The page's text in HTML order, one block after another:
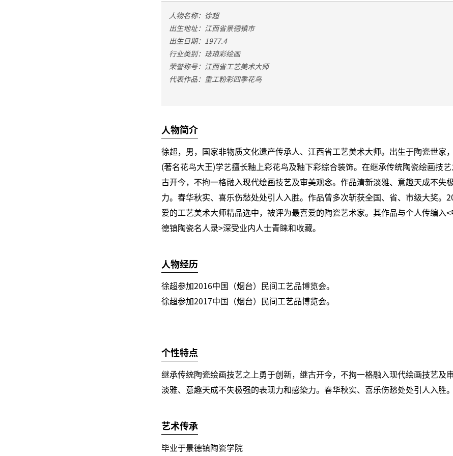
人物名称：徐超
出生地址：江西省景德镇市
出生日期：1977.4
行业类别：珐琅彩绘画
荣誉称号：江西省工艺美术大师
代表作品：重工粉彩四季花鸟
人物简介
徐超，男，国家非物质文化遗产传承人、江西省工艺美术大师。出生于陶瓷世家
(著名花鸟大王)学艺擅长釉上彩花鸟及釉下彩综合装饰。在继承传统陶瓷绘画技
古开今，不拘一格融入现代绘画技艺及审美观念。作品清新淡雅、意趣天成不失
力。春华秋实、喜乐伤愁处处引人入胜。作品曾多次斩获全国、省、市级大奖。
爱的工艺美术大师精品选中，被评为最喜爱的陶瓷艺术家。其作品与个人传编入
德镇陶瓷名人录>深受业内人士青睐和收藏。
人物经历
徐超参加2016中国（烟台）民间工艺品博览会。
徐超参加2017中国（烟台）民间工艺品博览会。
个性特点
继承传统陶瓷绘画技艺之上勇于创新，继古开今，不拘一格融入现代绘画技艺及
淡雅、意趣天成不失极强的表现力和感染力。春华秋实、喜乐伤愁处处引人入胜。
艺术传承
毕业于景德镇陶瓷学院